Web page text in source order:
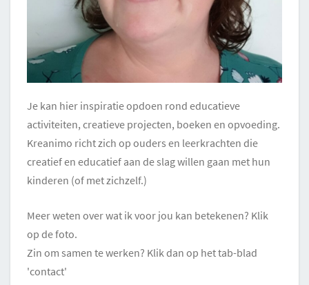
Je kan hier inspiratie opdoen rond educatieve
activiteiten, creatieve projecten, boeken en opvoeding.
Kreanimo richt zich op ouders en leerkrachten die
creatief en educatief aan de slag willen gaan met hun
kinderen (of met zichzelf.)
Meer weten over wat ik voor jou kan betekenen? Klik
op de foto.
Zin om samen te werken? Klik dan op het tab-blad
'contact'